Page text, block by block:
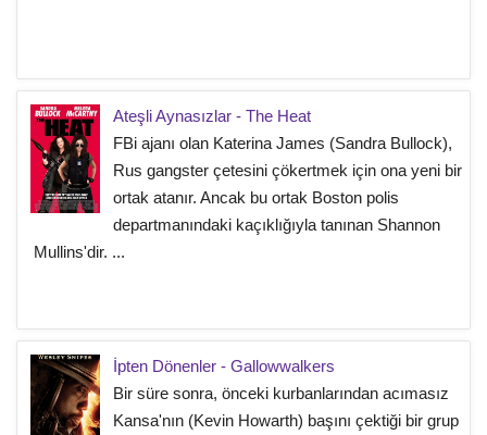
Ateşli Aynasızlar - The Heat
FBi ajanı olan Katerina James (Sandra Bullock),
Rus gangster çetesini çökertmek için ona yeni bir
ortak atanır. Ancak bu ortak Boston polis
departmanındaki kaçıklığıyla tanınan Shannon
Mullins'dir. ...
İpten Dönenler - Gallowwalkers
Bir süre sonra, önceki kurbanlarından acımasız
Kansa'nın (Kevin Howarth) başını çektiği bir grup